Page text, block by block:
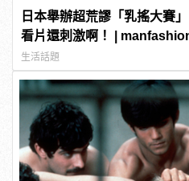
日本舉辦超荒謬「乳搖大賽
看片還刺激啊！ |
生活話題